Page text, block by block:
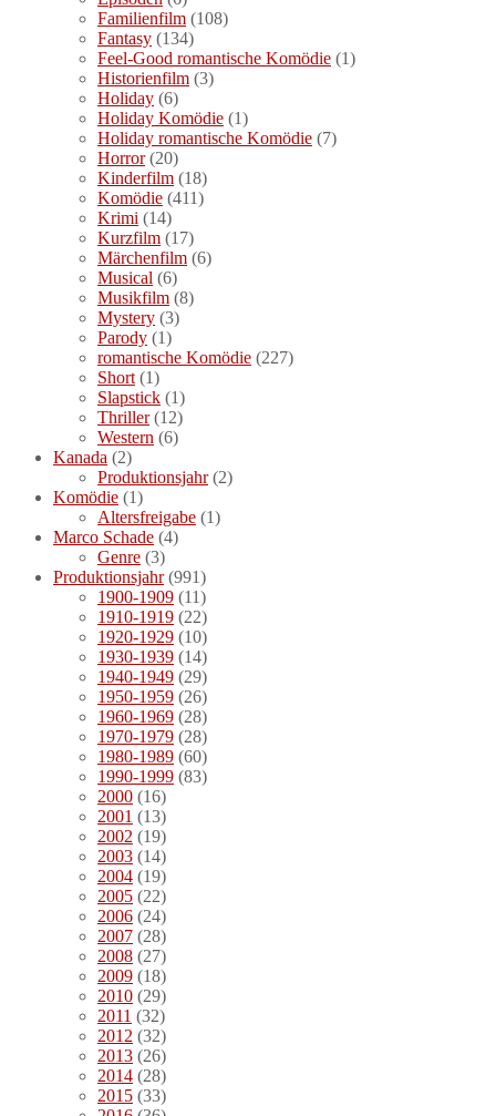
Familienfilm (108)
Fantasy (134)
Feel-Good romantische Komödie (1)
Historienfilm (3)
Holiday (6)
Holiday Komödie (1)
Holiday romantische Komödie (7)
Horror(20)
Kinderfilm (18)
Komödie (411)
Krimi (14)
Kurzfilm (17)
Märchenfilm (6)
Musical (6)
Musikfilm (8)
Mystery (3)
Parody (1)
romantische Komödie (227)
Short (1)
Slapstick (1)
Thriller(12)
Western (6)
Kanada (2)
Produktionsjahr(2)
Komödie (1)
Altersfreigabe (1)
Marco Schade (4)
Genre (3)
Produktionsjahr(991)
1900-1909 (11)
1910-1919 (22)
1920-1929 (10)
1930-1939 (14)
1940-1949 (29)
1950-1959 (26)
1960-1969 (28)
1970-1979 (28)
1980-1989 (60)
1990-1999 (83)
2000 (16)
2001 (13)
2002 (19)
2003 (14)
2004 (19)
2005 (22)
2006 (24)
2007 (28)
2008 (27)
2009 (18)
2010 (29)
2011 (32)
2012 (32)
2013 (26)
2014 (28)
2015 (33)